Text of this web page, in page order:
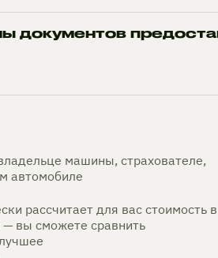
документов
машины, страхователе,
автомобиле
рассчитает для вас стоимость в
вы сможете сравнить